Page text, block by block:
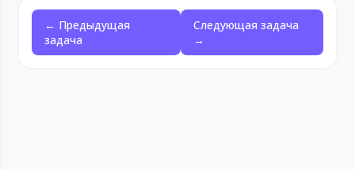
← Предыдущая
задача
Следующая задача
→